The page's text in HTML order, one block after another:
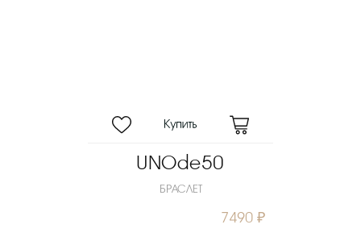
UNOde50
БРАСЛЕТ
7490 ₽